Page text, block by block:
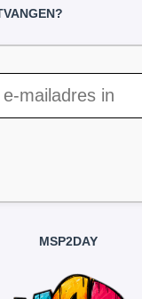
MSP2DAY